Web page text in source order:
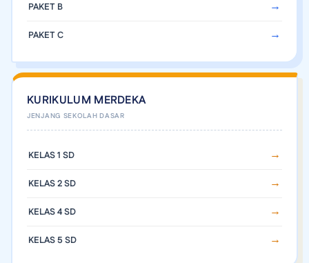
PAKET B
PAKET C
KURIKULUM MERDEKA
KELAS 1 SD
KELAS 2 SD
KELAS 4 SD
KELAS 5 SD